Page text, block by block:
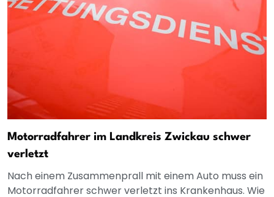
Motorradfahrer im Landkreis Zwickau schwer
verletzt
Nach einem Zusammenprall mit einem Auto muss ein
Motorradfahrer schwer verletzt ins Krankenhaus. Wie